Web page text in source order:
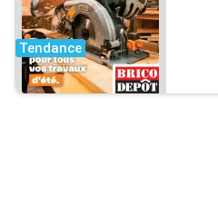
Tendance